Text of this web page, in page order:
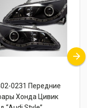
0231 Передние
Хонда Цивик